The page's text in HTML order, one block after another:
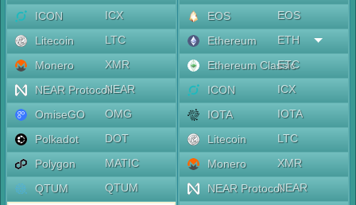
ICON
ICX
Litecoin
LTC
Monero
XMR
NEAR ProtocolNEAR
OmiseGO
OMG
Polkadot
DOT
Polygon
MATIC
QTUM
QTUM
EOS
EOS
Ethereum
ETH
Ethereum Classic
ETC
ICON
ICX
IOTA
IOTA
Litecoin
LTC
Monero
XMR
NEAR ProtocolNEAR